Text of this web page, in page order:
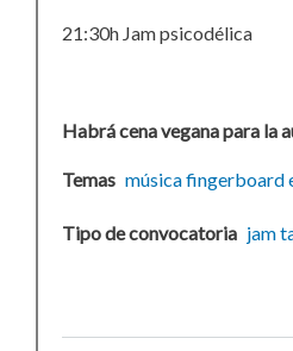
21:30h Jam psicodélica
Habrá cena vegana para la
Temas músicafingerboard
Tipo de convocatoria jam